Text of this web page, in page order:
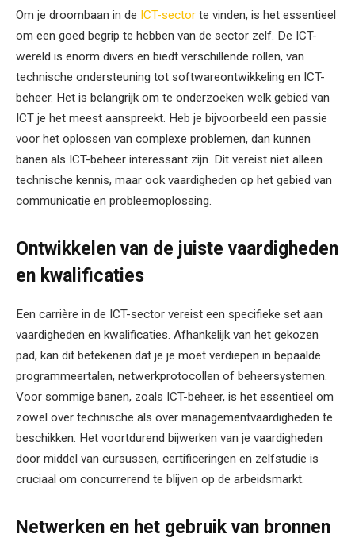
Om je droombaan in de ICT-sector te vinden, is het essentieel
om een goed begrip te hebben van de sector zelf. De ICT-
wereld is enorm divers en biedt verschillende rollen, van
technische ondersteuning tot softwareontwikkeling en ICT-
beheer. Het is belangrijk om te onderzoeken welk gebied van
ICT je het meest aanspreekt. Heb je bijvoorbeeld een passie
voor het oplossen van complexe problemen, dan kunnen
banen als ICT-beheer interessant zijn. Dit vereist niet alleen
technische kennis, maar ook vaardigheden op het gebied van
communicatie en probleemoplossing.
Ontwikkelen van de juiste vaardigheden
en kwalificaties
Een carrière in de ICT-sector vereist een specifieke set aan
vaardigheden en kwalificaties. Afhankelijk van het gekozen
pad, kan dit betekenen dat je je moet verdiepen in bepaalde
programmeertalen, netwerkprotocollen of beheersystemen.
Voor sommige banen, zoals ICT-beheer, is het essentieel om
zowel over technische als over managementvaardigheden te
beschikken. Het voortdurend bijwerken van je vaardigheden
door middel van cursussen, certificeringen en zelfstudie is
cruciaal om concurrerend te blijven op de arbeidsmarkt.
Netwerken en het gebruik van bronnen